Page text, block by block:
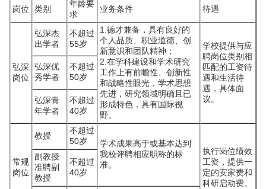
岗位 类别
年龄要
求
业务条件 待遇
弘深
岗位
弘深杰
出学者
不超过
55岁
1.德才兼备，具有良好的
个人品质、职业道德、创
新意识和团队精神；
2.在学科建设和学术研究
工作上有前瞻性、创新性
和战略性眼光，学术思想
先进，研究领域明确且已
形成特色，具有国际视
野。
学校提供与应
聘岗位类别相
匹配的工资待
遇和生活待
遇，具体面
议。
弘深优
秀学者
不超过
50岁
弘深青
年学者
不超过
40岁
常规
岗位
教授
不超过
50岁
学术成果高于或基本达到
我校评聘相应职称的标
准。
执行岗位绩效
工资，提供一
定的安家费和
科研启动费。
副教授
准聘副
教授
不超过
40岁